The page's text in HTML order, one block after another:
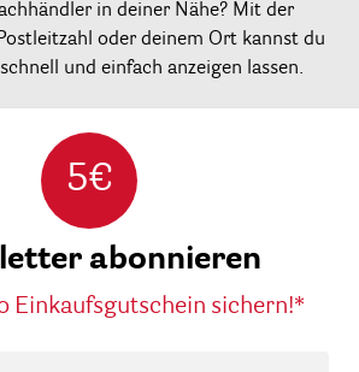
in deiner Nähe? Mit der
oder deinem Ort kannst du
und einfach anzeigen lassen.
5€
abonnieren
Einkaufsgutschein sichern!*